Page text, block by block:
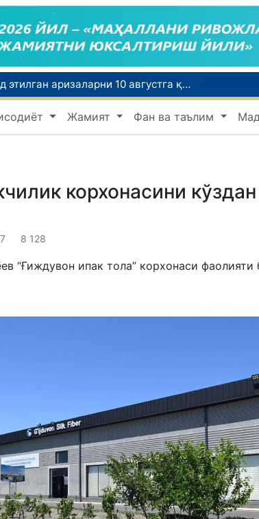
Ўқишини кўчириш бўйича рад этилган аризаларни 10 августга қадар таҳрирлаш мумкин
I ва II гуруҳ ногиронлиги бўлган фуқароларга пенсия проактив тарзда тайинланади
маҳсулотлар хавфсиз бўлиши шарт
Жамият Фан ва таълим
корхонасини кўздан
8 128
“Ғиждувон ипак тола” корхонаси фаолияти